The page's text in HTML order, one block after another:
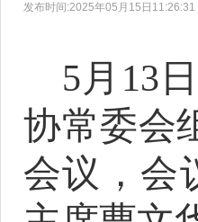
发布时间:2025年05月15日11:26:31
5月13
协常委会
会议，会